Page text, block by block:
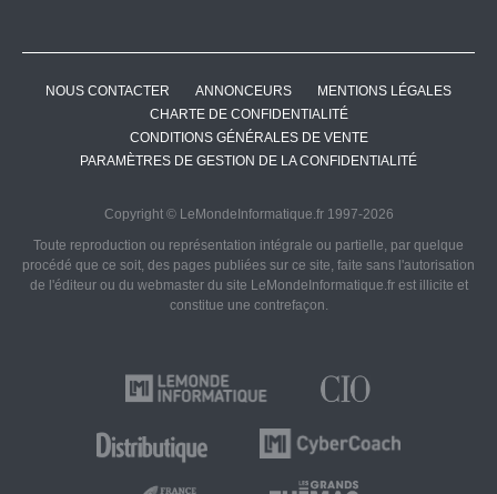
NOUS CONTACTER ANNONCEURS
MENTIONS LÉGALES
CHARTE DE CONFIDENTIALITÉ
CONDITIONS GÉNÉRALES DE VENTE
PARAMÈTRES DE GESTION DE LA CONFIDENTIALITÉ
Copyright © LeMondeInformatique.fr 1997-2026
Toute reproduction ou représentation intégrale ou partielle, par quelque
procédé que ce soit, des pages publiées sur ce site, faite sans l'autorisation
de l'éditeur ou du webmaster du site LeMondeInformatique.fr est illicite et
constitue une contrefaçon.